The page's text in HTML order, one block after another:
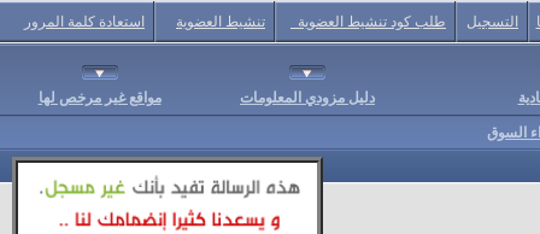
التسجيل طلب كود تنشيط العضوية تنشيط العضوية استعادة كلمة المرور
دليل مزودي المعلومات مواقع غير مرخص لها
السوق